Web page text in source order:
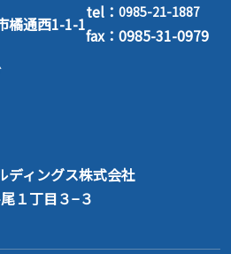
橘通西1-1-1
tel： 0985-21-1887
fax：0985-31-0979
ディングス株式会社
１丁目３−３